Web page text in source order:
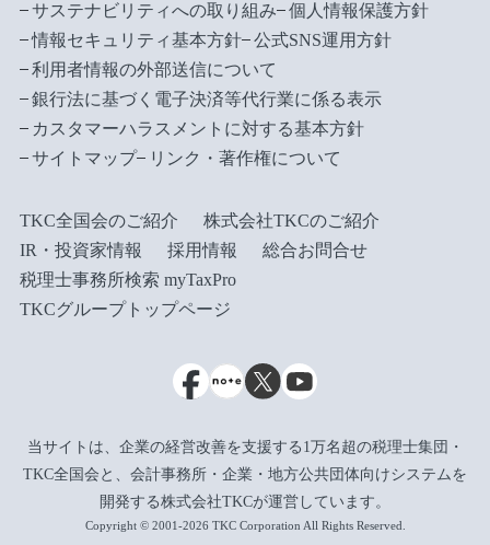
サステナビリティへの取り組み
個人情報保護方針
情報セキュリティ基本方針
公式SNS運用方針
利用者情報の外部送信について
銀行法に基づく電子決済等代行業に係る表示
カスタマーハラスメントに対する基本方針
サイトマップ
リンク・著作権について
TKC全国会のご紹介
株式会社TKCのご紹介
IR・投資家情報
採用情報
総合お問合せ
税理士事務所検索 myTaxPro
TKCグループトップページ
当サイトは、企業の経営改善を支援する1万名超の税理士集団・
TKC全国会と、会計事務所・企業・地方公共団体向けシステムを
開発する株式会社TKCが運営しています。
Copyright © 2001-2026 TKC Corporation All Rights Reserved.